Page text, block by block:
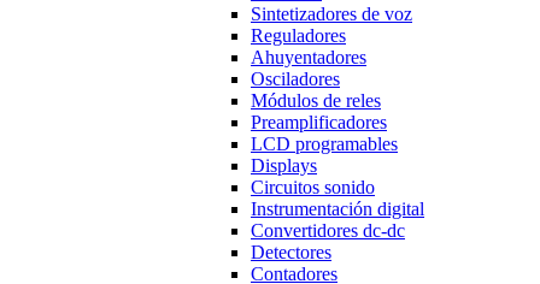
Sintetizadores de voz
Reguladores
Ahuyentadores
Osciladores
Módulos de reles
Preamplificadores
LCD programables
Displays
Circuitos sonido
Instrumentación digital
Convertidores dc-dc
Detectores
Contadores